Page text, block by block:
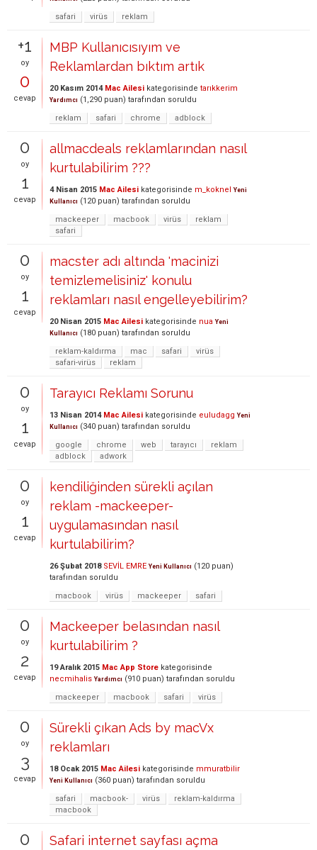
safari
virüs reklam
+1
oy
0
cevap
MBP Kullanıcısıyım ve
Reklamlardan bıktım artık
20 Kasım 2014 Mac Ailesi kategorisinde tarıkkerim
Yardımcı (1,290 puan) tarafından soruldu
reklam
safari chrome adblock
0
oy
1
cevap
allmacdeals reklamlarından nasıl
kurtulabilirim ???
4 Nisan 2015 Mac Ailesi kategorisinde m_koknel Yeni
Kullanıcı (120 puan) tarafından soruldu
mackeeper
macbook virüs
reklam
safari
0
oy
1
cevap
macster adı altında 'macinizi
temizlemelisiniz' konulu
reklamları nasıl engelleyebilirim?
20 Nisan 2015 Mac Ailesi kategorisinde nua Yeni
Kullanıcı (180 puan) tarafından soruldu
reklam-kaldırma
mac safari
virüs
safari-virüs
reklam
0
oy
1
cevap
Tarayıcı Reklamı Sorunu
13 Nisan 2014 Mac Ailesi kategorisinde euludagg Yeni
Kullanıcı (340 puan) tarafından soruldu
google
chrome web tarayıcı
reklam
adblock
adwork
0
oy
1
cevap
kendiliğinden sürekli açılan
reklam -mackeeper-
uygulamasından nasıl
kurtulabilirim?
26 Şubat 2018 SEVİL EMRE Yeni Kullanıcı (120 puan)
tarafından soruldu
macbook
virüs mackeeper safari
0
oy
2
cevap
Mackeeper belasından nasıl
kurtulabilirim ?
19 Aralık 2015 Mac App Store kategorisinde
necmihalis Yardımcı (910 puan) tarafından soruldu
mackeeper
macbook safari virüs
0
oy
3
cevap
Sürekli çıkan Ads by macVx
reklamları
18 Ocak 2015 Mac Ailesi kategorisinde mmuratbilir
Yeni Kullanıcı (360 puan) tarafından soruldu
safari
macbook- virüs
reklam-kaldırma
macbook
0
Safari internet sayfası açma